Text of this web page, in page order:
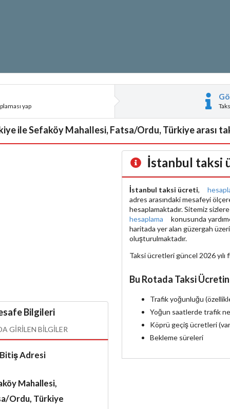
yap
ile Sefaköy Mahallesi, Fatsa/Ordu, Türkiye arası
Bilgileri
GIRILEN BILGILER
Bitiş Adresi
Mahallesi,
Ordu, Türkiye
İstanbul taksi
İstanbul taksi ücreti,
adres arasındaki mesafeyi
hesaplamaktadır. Sitemiz
hesaplama
konusunda
haritada yer alan güzergah
oluşturulmaktadır.
Taksi ücretleri güncel 2026 yılı
Bu Rotada Taksi
Trafik yoğunluğu
Yoğun saatlerde trafik
Köprü geçiş ücretleri
Bekleme süreleri